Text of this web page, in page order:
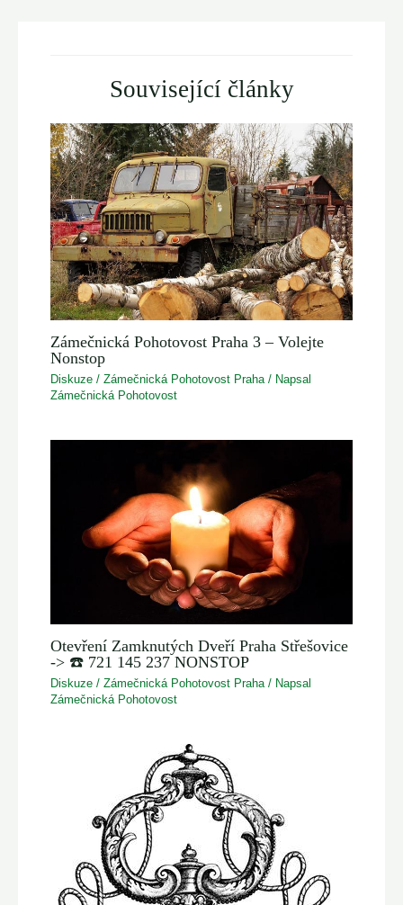
Související články
Zámečnická Pohotovost Praha 3 – Volejte
Nonstop
Diskuze /Zámečnická Pohotovost Praha/ Napsal
Zámečnická Pohotovost
Otevření Zamknutých Dveří Praha Střešovice
-> ☎️ 721 145 237 NONSTOP
Diskuze /Zámečnická Pohotovost Praha/ Napsal
Zámečnická Pohotovost